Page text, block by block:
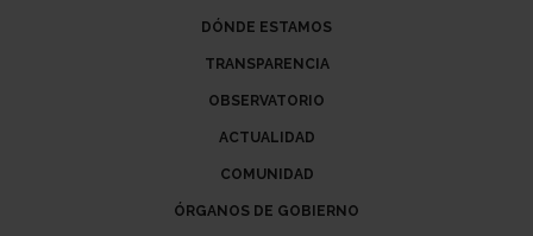
DÓNDE ESTAMOS
TRANSPARENCIA
OBSERVATORIO
ACTUALIDAD
COMUNIDAD
ÓRGANOS DE GOBIERNO